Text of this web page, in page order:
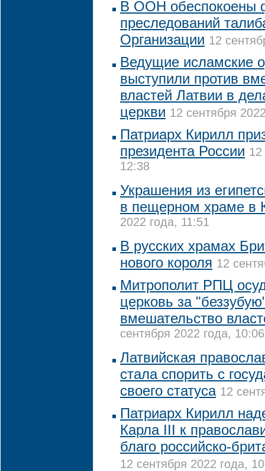
В ООН обеспокоены
преследований
Организации 12
Ведущие исламские
выступили против
властей Латвии в
церкви 12 сентября
Патриарх Кирилл
президента России 12
12:38
Украшения из
в пещерном храме в
2022 года, 11:51
В русских храмах
нового короля 12
Митрополит РПЦ
церковь за
вмешательство
сентября 2022 года, 10:06
Латвийская
стала спорить с
своего статуса 12
Патриарх Кирилл
Карла III к
благо российско-
12 сентября 2022 года,